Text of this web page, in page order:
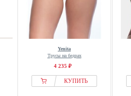
Yenita
Трусы на бедрах
4 235 ₽
КУПИТЬ